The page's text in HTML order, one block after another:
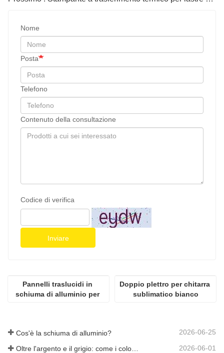
Nome
Posta
Telefono
Contenuto della consultazione
Codice di verifica
Inviare
Pannelli traslucidi in
schiuma di alluminio per
Doppio plettro per chitarra
sublimatico bianco
Cos'è la schiuma di alluminio? 2026-06-25
2026-06-01